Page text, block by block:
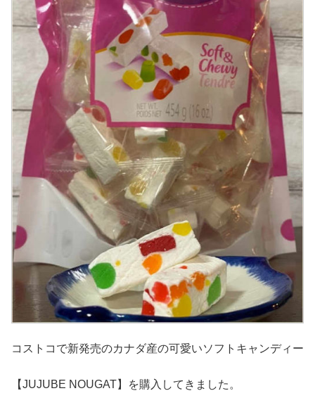
コストコで新発売のカナダ産の可愛いソフトキャンディー
【JUJUBE NOUGAT】を購入してきました。